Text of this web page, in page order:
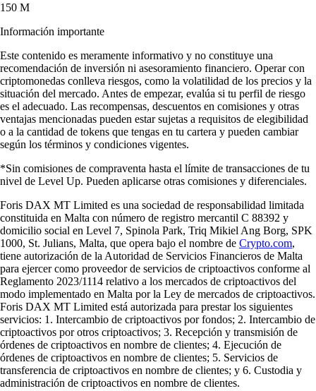
150 M
Información importante
Este contenido es meramente informativo y no constituye una
recomendación de inversión ni asesoramiento financiero. Operar con
criptomonedas conlleva riesgos, como la volatilidad de los precios y la
situación del mercado. Antes de empezar, evalúa si tu perfil de riesgo
es el adecuado. Las recompensas, descuentos en comisiones y otras
ventajas mencionadas pueden estar sujetas a requisitos de elegibilidad
o a la cantidad de tokens que tengas en tu cartera y pueden cambiar
según los términos y condiciones vigentes.
*Sin comisiones de compraventa hasta el límite de transacciones de tu
nivel de Level Up. Pueden aplicarse otras comisiones y diferenciales.
Foris DAX MT Limited es una sociedad de responsabilidad limitada
constituida en Malta con número de registro mercantil C 88392 y
domicilio social en Level 7, Spinola Park, Triq Mikiel Ang Borg, SPK
1000, St. Julians, Malta, que opera bajo el nombre de Crypto.com,
tiene autorización de la Autoridad de Servicios Financieros de Malta
para ejercer como proveedor de servicios de criptoactivos conforme al
Reglamento 2023/1114 relativo a los mercados de criptoactivos del
modo implementado en Malta por la Ley de mercados de criptoactivos.
Foris DAX MT Limited está autorizada para prestar los siguientes
servicios: 1. Intercambio de criptoactivos por fondos; 2. Intercambio de
criptoactivos por otros criptoactivos; 3. Recepción y transmisión de
órdenes de criptoactivos en nombre de clientes; 4. Ejecución de
órdenes de criptoactivos en nombre de clientes; 5. Servicios de
transferencia de criptoactivos en nombre de clientes; y 6. Custodia y
administración de criptoactivos en nombre de clientes.